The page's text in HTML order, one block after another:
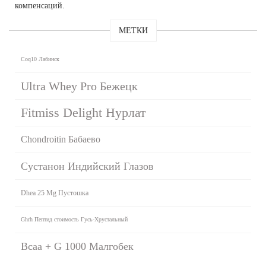
компенсаций.
МЕТКИ
Coq10 Лабинск
Ultra Whey Pro Бежецк
Fitmiss Delight Нурлат
Chondroitin Бабаево
Сустанон Индийский Глазов
Dhea 25 Mg Пустошка
Ghrh Пептид стоимость Гусь-Хрустальный
Bcaa + G 1000 Малгобек